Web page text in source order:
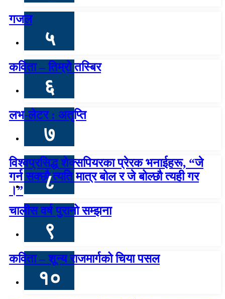
गजल
५
कविता – तिम्रो तस्बिर
६
लभ-लेटर : अतृप्ति
७
विश्वप्रसिद्ध शेक्सपियरका प्रेरक भनाईहरू, “जे
गर्न सक्छौ त्यति मात्र बोल र जे बोल्छौ त्यही गर
।”
८
चालीस वर्ष पुरानो सम्झना
९
कविता – शून्य राजमार्गको चिया पसल
१०